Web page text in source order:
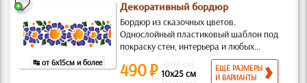
↹ от 6x15см и более
Декоративный бордюр
Бордюр из сказочных цветов.
Однослойный пластиковый шаблон под
покраску стен, интерьера и любых...
490 ₽ 10x25 см
ЕЩЕ РАЗМЕРЫ
И ВАРИАНТЫ